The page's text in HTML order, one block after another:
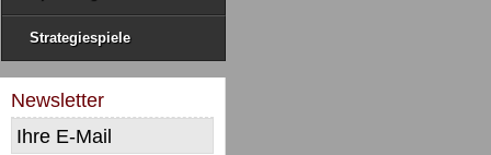
Strategiespiele
Newsletter